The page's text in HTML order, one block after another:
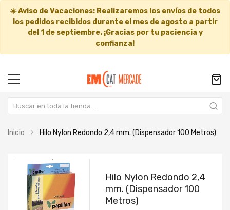
☀️Aviso de Vacaciones: Realizaremos los envíos de todos
los pedidos recibidos durante el mes de agosto a partir
del 1 de septiembre. ¡Gracias por tu paciencia y
confianza!
Inicio Hilo Nylon Redondo 2,4 mm. (Dispensador 100 Metros)
Saltar
comienzoHilo Nylon Redondo 2,4
mm. (Dispensador 100
Metros)